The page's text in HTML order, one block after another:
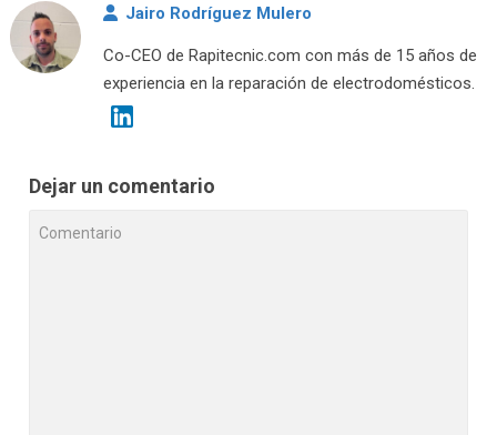
Jairo Rodríguez Mulero
Co-CEO de Rapitecnic.com con más de 15 años de
experiencia en la reparación de electrodomésticos.
Dejar un comentario